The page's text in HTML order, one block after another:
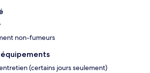
non-fumeurs
(certains jours seulement)